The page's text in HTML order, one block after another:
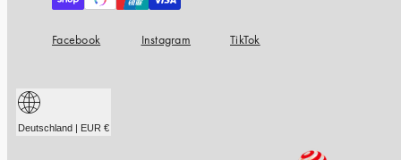
Facebook Instagram TikTok
Deutschland | EUR €